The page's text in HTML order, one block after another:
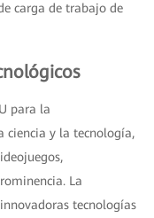
carga de trabajo de
para la
ciencia y la tecnología,
La
tecnologías